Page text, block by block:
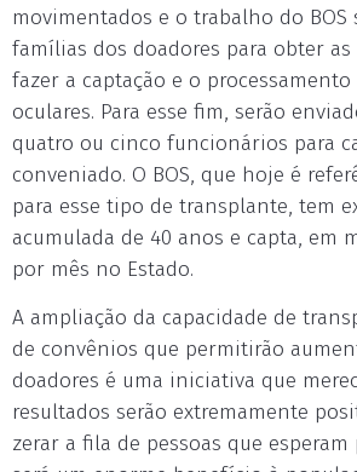
movimentados e o trabalho do BOS
famílias dos doadores para obter as
fazer a captação e o
oculares. Para esse fim, serão
quatro ou cinco funcionários para
conveniado. O BOS, que hoje é
para esse tipo de transplante, tem
acumulada de 40 anos e capta, em
por mês no Estado.
A ampliação da capacidade de
de convênios que permitirão
doadores é uma iniciativa que
resultados serão extremamente
zerar a fila de pessoas que